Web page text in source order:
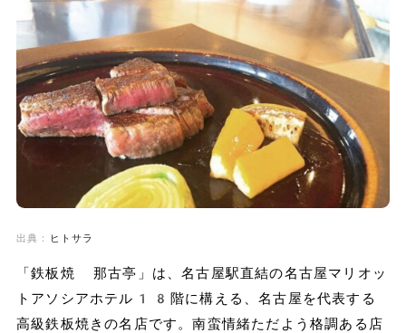
出典： ヒトサラ
「鉄板焼 那古亭」は、名古屋駅直結の名古屋マリオッ
トアソシアホテル18階に構える、名古屋を代表する
高級鉄板焼きの名店です。南蛮情緒ただよう格調ある店